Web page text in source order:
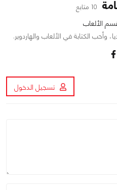
10 متابع
الألعاب
الكتابة في الألعاب والهاردوير.
تسجيل الدخول